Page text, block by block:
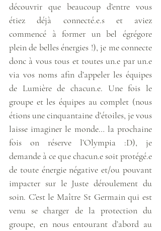
découvrir que beaucoup d’entre vous
étiez déjà connecté.e.s et aviez
commencé à former un bel égrégore
plein de belles énergies !), je me connecte
donc à vous tous et toutes un.e par un.e
via vos noms afin d’appeler les équipes
de Lumière de chacun.e. Une fois le
groupe et les équipes au complet (nous
étions une cinquantaine d’étoiles, je vous
laisse imaginer le monde… la prochaine
fois on réserve l’Olympia :D), je
demande à ce que chacun.e soit protégé.e
de toute énergie négative et/ou pouvant
impacter sur le Juste déroulement du
soin. C’est le Maître St Germain qui est
venu se charger de la protection du
groupe, en nous entourant d’abord au